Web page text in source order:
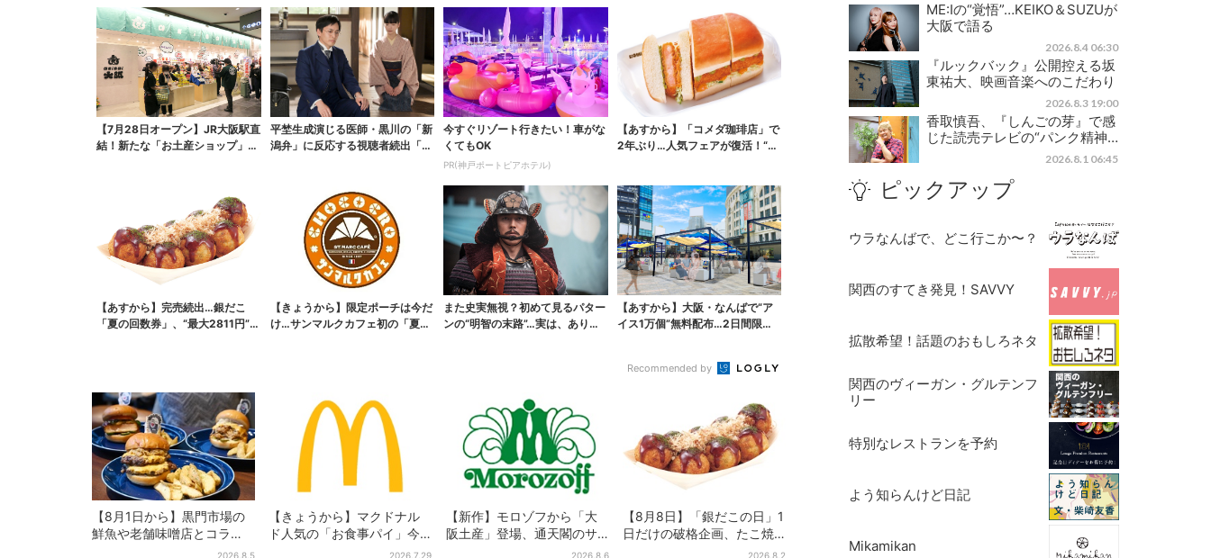
【7月28日オープン】JR大阪駅直
結！新たな「お土産ショップ」、
平埜生成演じる医師・黒川の「新
潟弁」に反応する視聴者続出「グ
今すぐリゾート行きたい！車がな
くてもOK
PR(神戸ポートピアホテル)
【あすから】「コメダ珈琲店」で
2年ぶり…人気フェアが復活！“ハ
【あすから】完売続出…銀だこ
「夏の回数券」、“最大2811円”お
【きょうから】限定ポーチは今だ
け…サンマルクカフェ初の「夏福
また史実無視？初めて見るパター
ンの“明智の末路”…実は、ありえ
【あすから】大阪・なんばで“ア
イス1万個”無料配布…2日間限定
Recommended by
【8月1日から】黒門市場の
鮮魚や老舗味噌店とコラ
ボ、大阪・なんばのホテル
2026.8.5
【きょうから】マクドナル
ド人気の「お食事パイ」今
年も登場、熱々とろ～り夏
2026.7.29
【新作】モロゾフから「大
阪土産」登場、通天閣のサ
クサクスイーツ 6カ所で順2026.8.6
【8月8日】「銀だこの日」1
日だけの破格企画、たこ焼
き1舟が88円に…先着88名2026.8.2
ME:Iの“覚悟”…KEIKO＆SUZUが
大阪で語る
2026.8.4 06:30
『ルックバック』公開控える坂
東祐大、映画音楽へのこだわり
2026.8.3 19:00
香取慎吾、『しんごの芽』で感
じた読売テレビの“パンク精神…
2026.8.1 06:45
ピックアップ
ウラなんばで、どこ行こか〜？
関西のすてき発見！SAVVY
拡散希望！話題のおもしろネタ
関西のヴィーガン・グルテンフ
リー
特別なレストランを予約
よう知らんけど日記
Mikamikan